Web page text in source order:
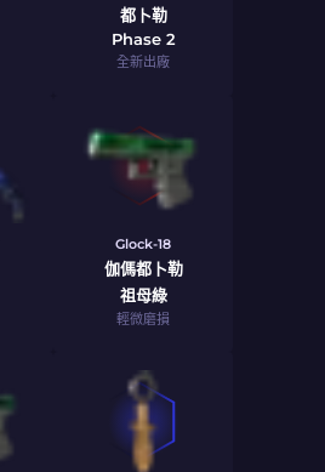
都卜勒
Phase 2
全新出廠
Glock-18
伽傌都卜勒
祖母綠
輕微磨損